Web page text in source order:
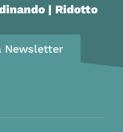
| Ridotto
Newsletter